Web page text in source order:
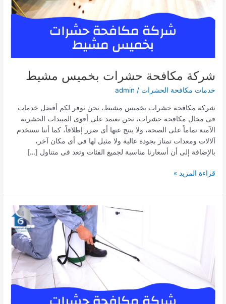
شركة مكافحة حشرات بخميس مشيط
خدمات مكافحة الحشرات /
admin
شركة مكافحة حشرات بخميس مشيط، نحن نوفر لكم أفضل خدمات
فى مجال مكافحة حشرات، نحن نعتمد على أقوى المبيدات الحشرية
الآمنة تماماً على الصحة، ولا ينتج عنها أى ضرر إطلاقاً، كما أننا نستخدم
آلالات ومعدات تمتاز بجودة عالية ولا مثيل لها في أى مكان آخر،
بالإضافة إلى أن أسعارنا مناسبة لجميع الفئات وتعد فى متناول […]
شركة
حشرات
قراءة المزيد »